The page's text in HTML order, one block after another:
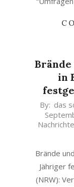
in
2024-
30
By: das
Brände
Jähriger
(NRW):